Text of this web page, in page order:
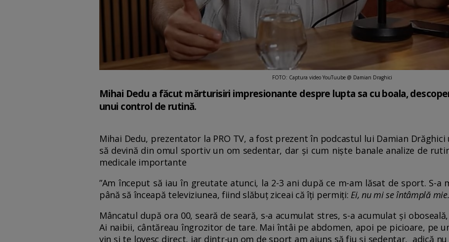
FOTO: Captura video YouTuube @ Damian Draghici
Mihai Dedu a făcut mărturisiri impresionante despre lupta sa cu boala,
unui control de rutină.
Mihai Dedu, prezentator la PRO TV, a fost prezent în podcastul lui Damian
să devină din omul sportiv un om sedentar, dar și cum niște banale analize de
medicale importante
”Am început să iau în greutate atunci, la 2-3 ani după ce m-am lăsat de sport. S-
până să înceapă televiziunea, fiind slăbuț ziceai că îți permiți: Ei, nu mi se întâmplă mie.
Mâncatul după ora 00, seară de seară, s-a acumulat stres, s-a acumulat și
Ai naibii, cântăreau îngrozitor de tare. Mai întâi pe abdomen, apoi pe picioare, pe
vin și te lovesc direct, iar dintr-un om de sport am ajuns să fiu și sedentar, adică nu